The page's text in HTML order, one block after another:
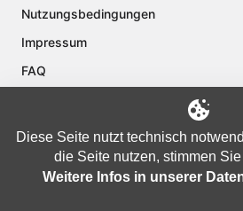
Nutzungsbedingungen
Impressum
FAQ
Diese Seite nutzt technisch
die Seite nutzen, stimmen
Weitere Infos in unserer